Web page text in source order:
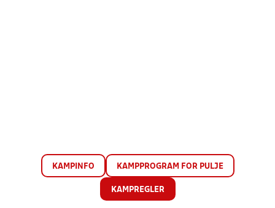
KAMPINFO KAMPPROGRAM FOR PULJE
KAMPREGLER